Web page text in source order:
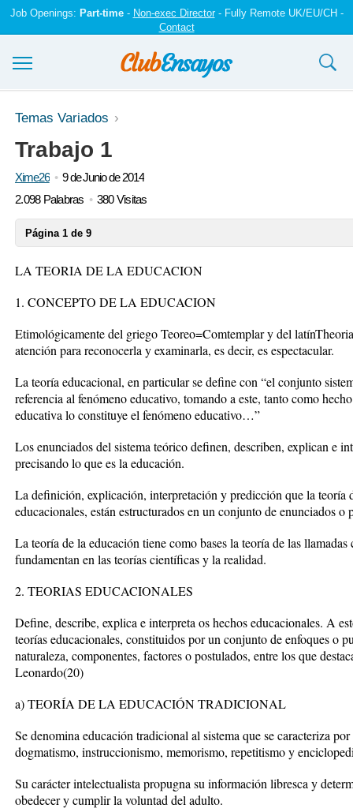
Job Openings: Part-time- Non-exec Director- Fully Remote UK/EU/CH -
Contact
Ensayos y trabajos
Registrarse
Iniciar sesión
Temas Variados
Trabajo 1
Xime26
9 de Junio de 2014
2.098 Palabras
380 Visitas
Página 1 de 9
LA TEORIA DE LA EDUCACION
1. CONCEPTO DE LA EDUCACION
Etimológicamente del griego Teoreo=Comtemplar y del
atención para reconocerla y examinarla, es decir, es espectacular.
La teoría educacional, en particular se define con “el conjunto
referencia al fenómeno educativo, tomando a este, tanto como
educativa lo constituye el fenómeno educativo…”
Los enunciados del sistema teórico definen, describen, explican e
precisando lo que es la educación.
La definición, explicación, interpretación y predicción que la teoría
educacionales, están estructurados en un conjunto de enunciados
La teoría de la educación tiene como bases la teoría de las
fundamentan en las teorías científicas y la realidad.
2. TEORIAS EDUCACIONALES
Define, describe, explica e interpreta os hechos educacionales. A
teorías educacionales, constituidos por un conjunto de enfoques o
naturaleza, componentes, factores o postulados, entre los que
Leonardo(20)
a) TEORÍA DE LA EDUCACIÓN TRADICIONAL
Se denomina educación tradicional al sistema que se caracteriza
dogmatismo, instruccionismo, memorismo, repetitismo y
Su carácter intelectualista propugna su información libresca y
obedecer y cumplir la voluntad del adulto.